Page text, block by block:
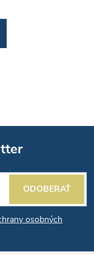
osobných
ODOBERAŤ